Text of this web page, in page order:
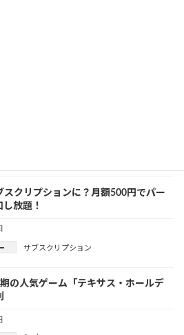
スクリプションに？月額500円でパー
放題！
サブスクリプション
の人気ゲーム「テキサス・ホールデ